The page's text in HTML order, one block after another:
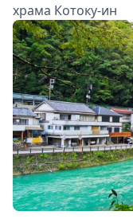
храма Котоку-ин